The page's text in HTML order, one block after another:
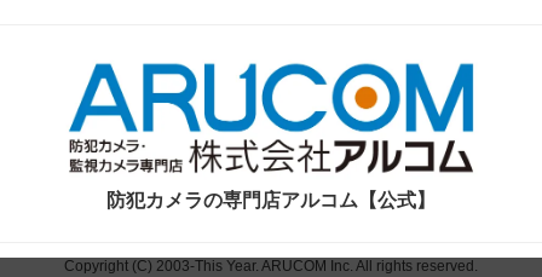
防犯カメラの専門店アルコム【公式】
Copyright (C) 2003-This Year. ARUCOM Inc. All rights reserved.